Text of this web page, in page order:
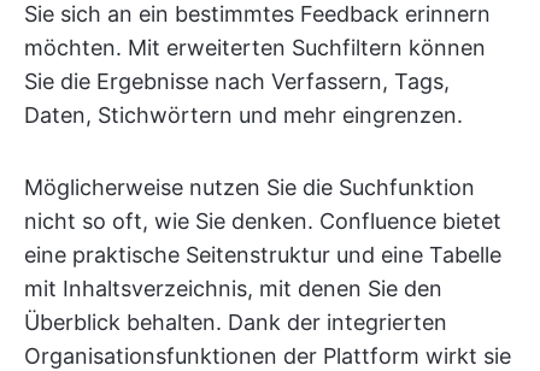
Sie sich an ein bestimmtes Feedback erinnern
möchten. Mit erweiterten Suchfiltern können
Sie die Ergebnisse nach Verfassern, Tags,
Daten, Stichwörtern und mehr eingrenzen.
Möglicherweise nutzen Sie die Suchfunktion
nicht so oft, wie Sie denken. Confluence bietet
eine praktische Seitenstruktur und eine Tabelle
mit Inhaltsverzeichnis, mit denen Sie den
Überblick behalten. Dank der integrierten
Organisationsfunktionen der Plattform wirkt sie